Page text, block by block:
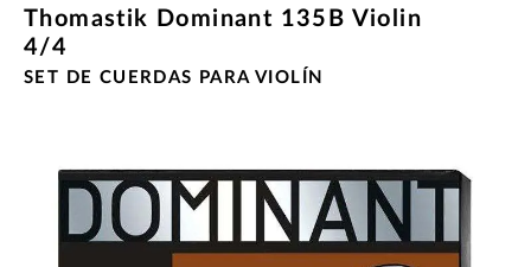
Thomastik Dominant 135B Violin
4/4
SET DE CUERDAS PARA VIOLÍN